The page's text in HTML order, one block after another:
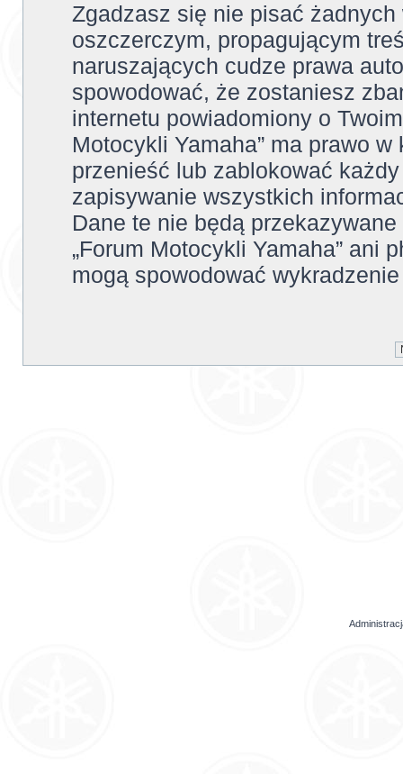
Zgadzasz się nie pisać
oszczerczym, propagującym
naruszających cudze prawa
spowodować, że zostaniesz
internetu powiadomiony o
Motocykli Yamaha” ma prawo
przenieść lub zablokować
zapisywanie wszystkich
Dane te nie będą
„Forum Motocykli Yamaha” ani
mogą spowodować